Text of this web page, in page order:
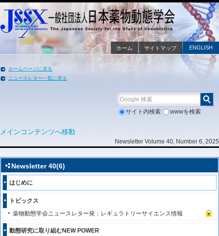
ENGLISH
ホーム サイトマップ
ホームページに戻る
ニュースレター一覧に戻る
Google 検索
サイト内検索 wwwを検索
メインコンテンツへ移動
Newsletter Volume 40, Number 6, 2025
Newsletter 40(6)
はじめに
トピックス
薬物動態学会ニュースレター発：レギュラトリーサイエンス情報
動態研究に取り組むNEW POWER